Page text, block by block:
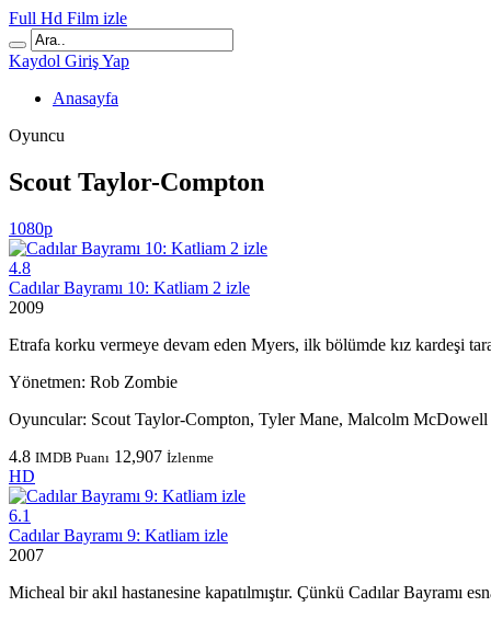
Full Hd Film izle
Kaydol Giriş Yap
Anasayfa
Oyuncu
Scout Taylor-Compton
1080p
4.8
Cadılar Bayramı 10: Katliam 2 izle
2009
Etrafa korku vermeye devam eden Myers, ilk bölümde kız kardeşi
Yönetmen: Rob Zombie
Oyuncular: Scout Taylor-Compton, Tyler Mane, Malcolm McDowell
4.8 IMDB Puanı 12,907 İzlenme
HD
6.1
Cadılar Bayramı 9: Katliam izle
2007
Micheal bir akıl hastanesine kapatılmıştır. Çünkü Cadılar Bayramı